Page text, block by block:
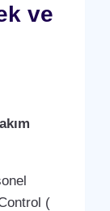
ve
(